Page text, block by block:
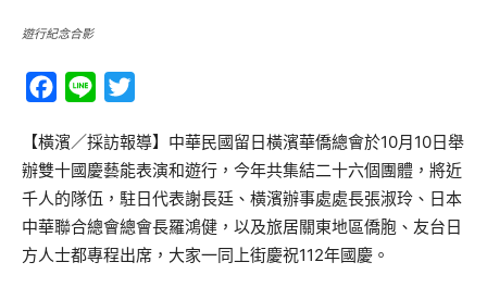
遊行紀念合影
Facebook
Line
【橫濱／採訪報導】中華民國留日橫濱華僑總會於10月10日舉
辦雙十國慶藝能表演和遊行，今年共集結二十六個團體，將近
千人的隊伍，駐日代表謝長廷、橫濱辦事處處長張淑玲、日本
中華聯合總會總會長羅鴻健，以及旅居關東地區僑胞、友台日
方人士都專程出席，大家一同上街慶祝112年國慶。